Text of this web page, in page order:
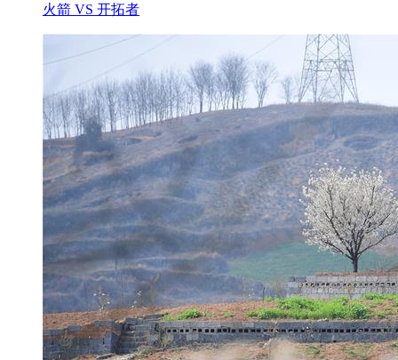
火箭 VS 开拓者